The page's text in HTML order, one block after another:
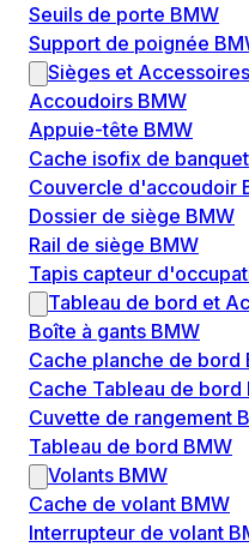
Seuils de porte BMW
Support de poignée
Sièges et
Accoudoirs BMW
Appuie-tête BMW
Cache isofix de
Couvercle d'accoudoir
Dossier de siège BMW
Rail de siège BMW
Tapis capteur
Tableau de bord et
Boîte à gants BMW
Cache planche de bord
Cache Tableau de bord
Cuvette de rangement
Tableau de bord BMW
Volants BMW
Cache de volant BMW
Interrupteur de volant